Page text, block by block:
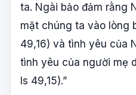
ta. Ngài bảo đảm rằng
mặt chúng ta vào lòng
49,16) và tình yêu của
tình yêu của người mẹ
Is 49,15).”